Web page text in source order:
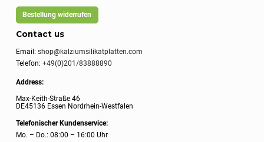
Bestellung widerrufen
Contact us
Email:shop@kalziumsilikatplatten.com
Telefon:+49(0)201/83888890
Address:
Max-Keith-Straße 46
DE45136 Essen Nordrhein-Westfalen
Telefonischer Kundenservice:
Mo. – Do.: 08:00 – 16:00 Uhr